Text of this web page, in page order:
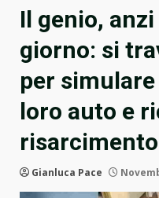
Il genio,
giorno: si
per
loro auto e
risarcimento
Gianluca Pace